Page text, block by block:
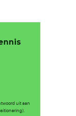
uit aan